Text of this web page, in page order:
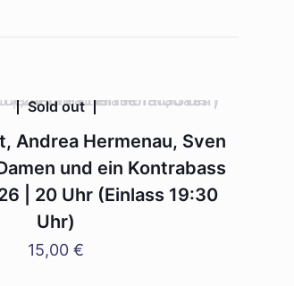
Sold out
Andrea Hermenau, Sven
und ein Kontrabass
| 20 Uhr (Einlass 19:30
Uhr)
15,00€